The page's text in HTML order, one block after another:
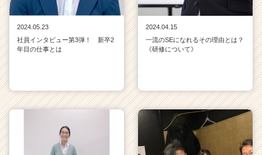
2024.05.23
社員インタビュー第3弾！ 新卒2
年目の仕事とは
2024.04.15
一流のSEになれるその理由とは？
《研修について》